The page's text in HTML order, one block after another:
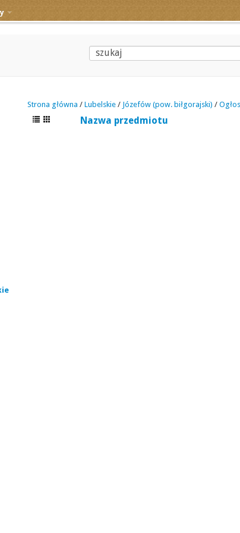
Strona główna / Lubelskie / Józefów (pow. biłgorajski) /
Nazwa przedmiotu